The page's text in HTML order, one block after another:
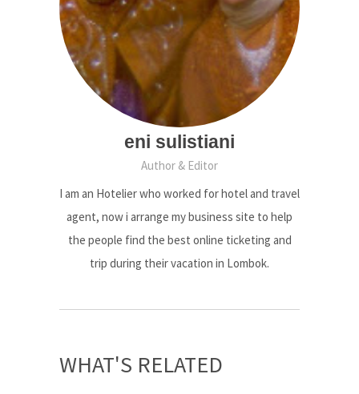
eni sulistiani
Author & Editor
I am an Hotelier who worked for hotel and travel
agent, now i arrange my business site to help
the people find the best online ticketing and
trip during their vacation in Lombok.
WHAT'S RELATED